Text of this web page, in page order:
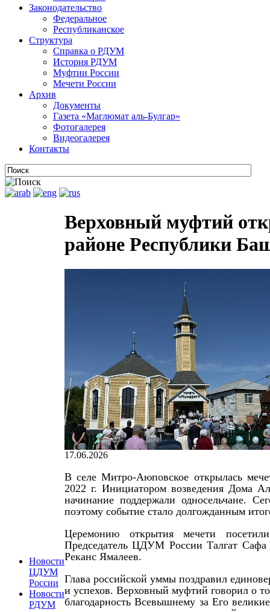
Законодательство
Федеральное
Республиканское
Структура
Справка о РДУМ
История РДУМ
Муфтии России
Мечети России
Архив
Документы
Газета «Маглюмат аль-Булгар»
Фотогалерея
Видеогалерея
Контакты
Новости
ЦДУМ
России
Новости
РДУМ
Верховный муфтий
районе Республики
17.06.2026
В селе Митро-Аюповское открылась
2022 г. Инициатором возведения Дома
начинание поддержали односельчане.
поэтому событие стало долгожданным
Церемонию открытия мечети
Председатель ЦДУМ России Талгат Сафа
Реканс Ямалеев.
Глава российской уммы поздравил
и успехов. Верховный муфтий говорил о
благодарность Всевышнему за Его